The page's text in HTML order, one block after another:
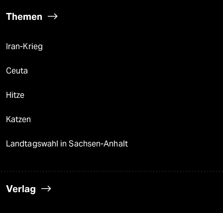
Themen
Iran-Krieg
Ceuta
Hitze
Katzen
Landtagswahl in Sachsen-Anhalt
Verlag